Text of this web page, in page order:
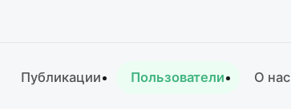
Публикации Пользователи О нас